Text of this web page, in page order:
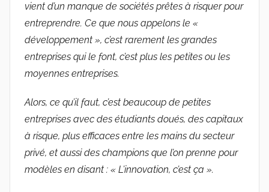
vient d’un manque de sociétés prêtes à risquer pour
entreprendre. Ce que nous appelons le «
développement », c’est rarement les grandes
entreprises qui le font, c’est plus les petites ou les
moyennes entreprises.
Alors, ce qu’il faut, c’est beaucoup de petites
entreprises avec des étudiants doués, des capitaux
à risque, plus efficaces entre les mains du secteur
privé, et aussi des champions que l’on prenne pour
modèles en disant : « L’innovation, c’est ça ».